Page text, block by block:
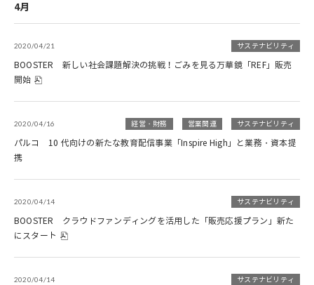
4月
2020/04/21 サステナビリティ
BOOSTER 新しい社会課題解決の挑戦！ごみを見る万華鏡「REF」販売
開始
2020/04/16 経営・財務 営業関連 サステナビリティ
パルコ 10 代向けの新たな教育配信事業「Inspire High」と業務・資本提
携
2020/04/14 サステナビリティ
BOOSTER クラウドファンディングを活用した「販売応援プラン」新た
にスタート
2020/04/14 サステナビリティ